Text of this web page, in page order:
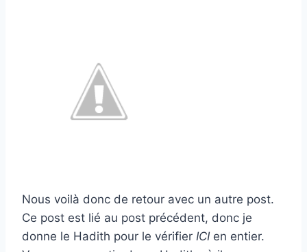
Nous voilà donc de retour avec un autre post.
Ce post est lié au post précédent, donc je
donne le Hadith pour le vérifier ICIen entier.